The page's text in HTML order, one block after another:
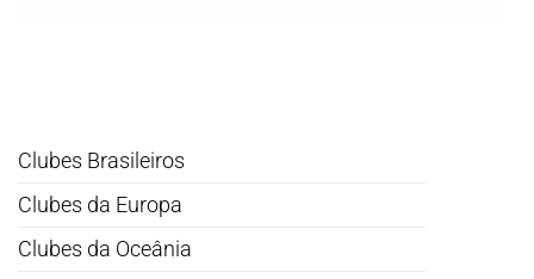
Clubes Brasileiros
Clubes da Europa
Clubes da Oceânia